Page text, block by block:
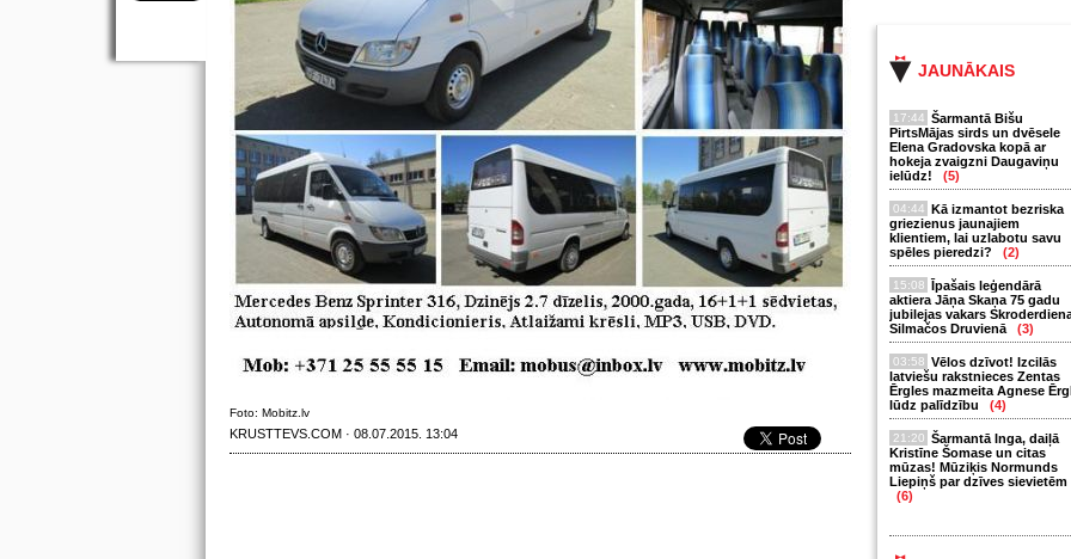
JAUNĀKAIS
17:44 Šarmantā Bišu
PirtsMājas sirds un dvēsele
Elena Gradovska kopā ar
hokeja zvaigzni Daugaviņu
ielūdz!
(5)
04:44 Kā izmantot bezriska
griezienus jaunajiem
klientiem, lai uzlabotu savu
spēles pieredzi?
(2)
15:08 Īpašais leģendārā
aktiera Jāņa Skaņa 75 gadu
jubilejas vakars
Silmačos Druvienā
(3)
03:58 Vēlos dzīvot! Izcilās
latviešu rakstnieces Zentas
Ērgles mazmeita Agnese
lūdz palīdzību
(4)
21:20 Šarmantā Inga, daiļā
Kristīne Šomase un citas
mūzas! Mūziķis Normunds
Liepiņš par dzīves sievietēm
(6)
Foto: Mobitz.lv
KRUSTTEVS.COM · 08.07.2015. 13:04